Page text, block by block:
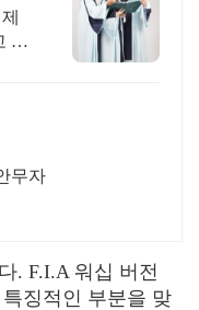
정
무자
. F.I.A 워십 버전
징적인 부분을 맞